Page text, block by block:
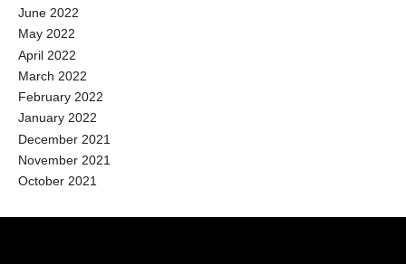
June 2022
May 2022
April 2022
March 2022
February 2022
January 2022
December 2021
November 2021
October 2021